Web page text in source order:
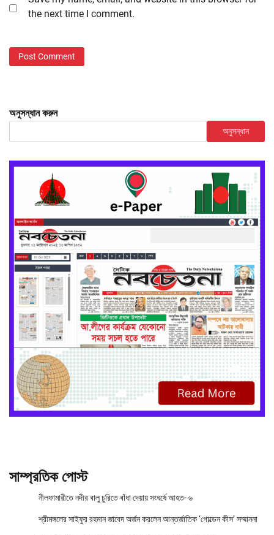
the next time I comment.
অনুসন্ধান করুন
অনুসন্ধান
সাম্প্রতিক পোস্ট
নীলফামারীতে নদীর বালু চুরিতে বাঁধা দেয়ায় সংঘর্ষে আহত- ৬
শ্রীমঙ্গলের সাইফুর রহমান জাবেদ অর্জন করলেন আন্তর্জাতিক ‘গোল্ডেন কীস’ সম্মাননা